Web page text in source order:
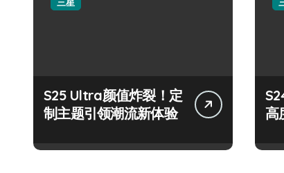
S25 Ultra颜值炸裂！定
制主题引领潮流新体验
高